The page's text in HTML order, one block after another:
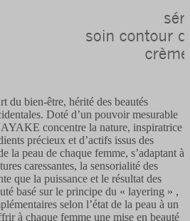
du bien-être, hérité des beautés
Doté d’un pouvoir mesurable
concentre la nature, inspiratrice
précieux et d’actifs issus des
la peau de chaque femme, s’adaptant à
caressantes, la sensorialité des
que la puissance et le résultat des
basé sur le principe du « layering » ,
selon l’état de la peau à un
à chaque femme une mise en beauté